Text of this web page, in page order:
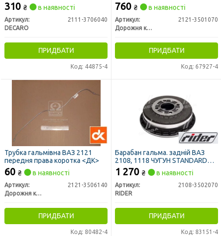
310 ₴ в наявності
Артикул:
2111-3706040
DECARO
ПРИДБАТИ
Код: 44875-4
760 ₴ в наявності
Артикул:
2121-3501070
Дорожня карта
ПРИДБАТИ
Код: 67927-4
Трубка гальмівна ВАЗ 2121
передня права коротка <ДК>
60 ₴ в наявності
Артикул:
2121-3506140
Дорожня карта
ПРИДБАТИ
Код: 80482-4
Барабан гальма. задній ВАЗ
2108, 1118 ЧУГУН STANDARD
(RIDER)
1 270 ₴ в наявності
Артикул:
2108-3502070
RIDER
ПРИДБАТИ
Код: 83151-4